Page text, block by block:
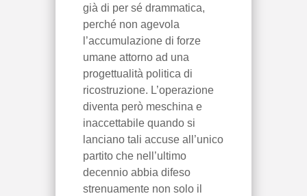
già di per sé drammatica,
perché non agevola
l’accumulazione di forze
umane attorno ad una
progettualità politica di
ricostruzione. L’operazione
diventa però meschina e
inaccettabile quando si
lanciano tali accuse all’unico
partito che nell’ultimo
decennio abbia difeso
strenuamente non solo il